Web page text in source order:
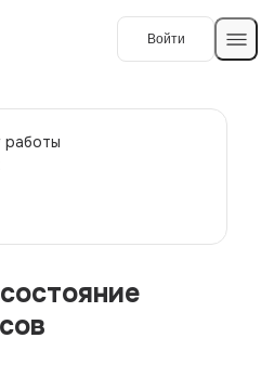
Войти
работы